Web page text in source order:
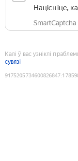
Націсніце,
SmartCaptcha
Калі ў вас узніклі
сувязі
9175205734600826847: